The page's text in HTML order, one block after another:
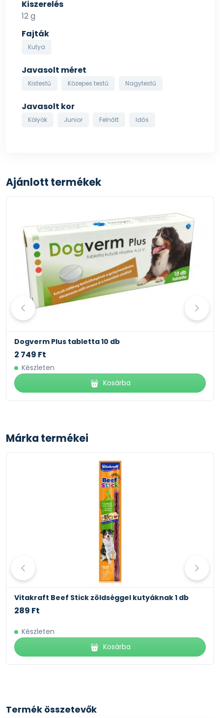
Kiszerelés
12 g
Fajták
Kutya
Javasolt méret
Kistestű Közepes testű Nagytestű
Javasolt kor
Kölyök Junior Felnőtt Idős
Ajánlott termékek
Dogverm Plus tabletta 10 db
2 749 Ft
Készleten
Kosárba
Márka termékei
Vitakraft Beef Stick zöldséggel kutyáknak 1 db
289 Ft
Készleten
Kosárba
Termék összetevők